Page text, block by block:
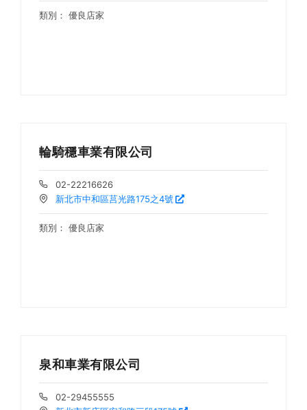
類別： 優良店家
輪騎穩車業有限公司
02-22216626
新北市中和區莒光路175之4號
類別： 優良店家
泉和車業有限公司
02-29455555